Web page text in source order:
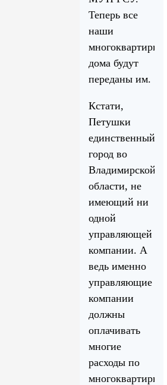
Теперь все
наши
дома будут
переданы им.
Кстати,
Петушки
единственный
город во
Владимирской
области, не
имеющий ни
одной
управляющей
компании. А
ведь именно
управляющие
компании
должны
оплачивать
многие
расходы по